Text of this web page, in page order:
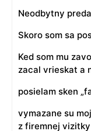
Neodbytny
Skoro som sa
Ked som mu
zacal vrieskat a
posielam sken
vymazane su
z firemnej